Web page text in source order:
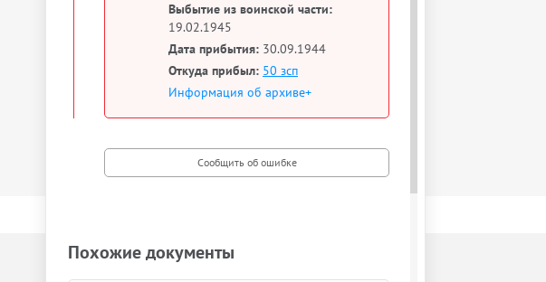
Выбытие из воинской части:
19.02.1945
Дата прибытия: 30.09.1944
Откуда прибыл: 50 зсп
Информация об архиве+
Похожие документы